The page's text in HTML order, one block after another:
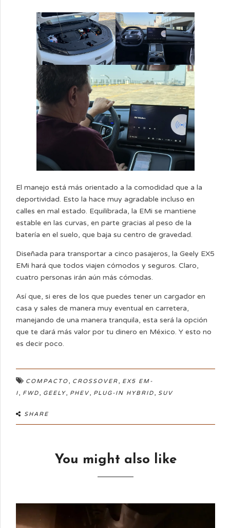
El manejo está más orientado a la comodidad que a la
deportividad. Esto la hace muy agradable incluso en
calles en mal estado. Equilibrada, la EMi se mantiene
estable en las curvas, en parte gracias al peso de la
batería en el suelo, que baja su centro de gravedad.
Diseñada para transportar a cinco pasajeros, la Geely EX5
EMi hará que todos viajen cómodos y seguros. Claro,
cuatro personas irán aún más cómodas.
Así que, si eres de los que puedes tener un cargador en
casa y sales de manera muy eventual en carretera,
manejando de una manera tranquila, esta será la opción
que te dará más valor por tu dinero en México. Y esto no
es decir poco.
COMPACTO, CROSSOVER, EX5 EM-
I, FWD, GEELY, PHEV, PLUG-IN HYBRID, SUV
SHARE
You might also like